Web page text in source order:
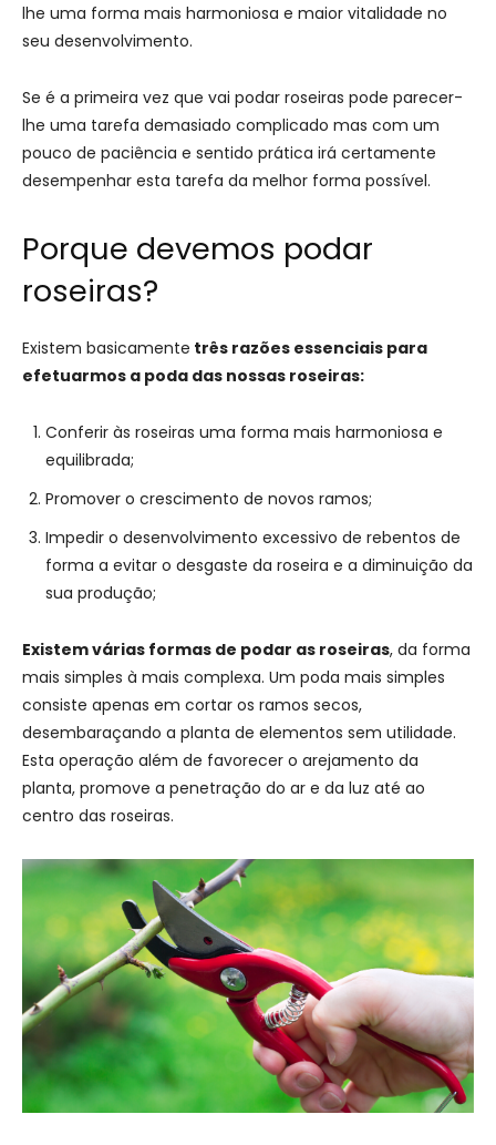
lhe uma forma mais harmoniosa e maior vitalidade no
seu desenvolvimento.
Se é a primeira vez que vai podar roseiras pode parecer-
lhe uma tarefa demasiado complicado mas com um
pouco de paciência e sentido prática irá certamente
desempenhar esta tarefa da melhor forma possível.
Porque devemos podar
roseiras?
Existem basicamente três razões essenciais para
efetuarmos a poda das nossas roseiras:
Conferir às roseiras uma forma mais harmoniosa e
equilibrada;
Promover o crescimento de novos ramos;
Impedir o desenvolvimento excessivo de rebentos de
forma a evitar o desgaste da roseira e a diminuição da
sua produção;
Existem várias formas de podar as roseiras, da forma
mais simples à mais complexa. Um poda mais simples
consiste apenas em cortar os ramos secos,
desembaraçando a planta de elementos sem utilidade.
Esta operação além de favorecer o arejamento da
planta, promove a penetração do ar e da luz até ao
centro das roseiras.